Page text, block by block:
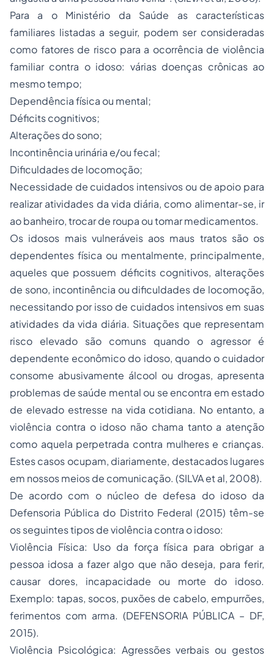
Para a o Ministério da Saúde as características
familiares listadas a seguir, podem ser consideradas
como fatores de risco para a ocorrência de violência
familiar contra o idoso: várias doenças crônicas ao
mesmo tempo;
Dependência física ou mental;
Déficits cognitivos;
Alterações do sono;
Incontinência urinária e/ou fecal;
Dificuldades de locomoção;
Necessidade de cuidados intensivos ou de apoio para
realizar atividades da vida diária, como alimentar-se, ir
ao banheiro, trocar de roupa ou tomar medicamentos.
Os idosos mais vulneráveis aos maus tratos são os
dependentes física ou mentalmente, principalmente,
aqueles que possuem déficits cognitivos, alterações
de sono, incontinência ou dificuldades de locomoção,
necessitando por isso de cuidados intensivos em suas
atividades da vida diária. Situações que representam
risco elevado são comuns quando o agressor é
dependente econômico do idoso, quando o cuidador
consome abusivamente álcool ou drogas, apresenta
problemas de saúde mental ou se encontra em estado
de elevado estresse na vida cotidiana. No entanto, a
violência contra o idoso não chama tanto a atenção
como aquela perpetrada contra mulheres e crianças.
Estes casos ocupam, diariamente, destacados lugares
em nossos meios de comunicação. (SILVA et al, 2008).
De acordo com o núcleo de defesa do idoso da
Defensoria Pública do Distrito Federal (2015) têm-se
os seguintes tipos de violência contra o idoso:
Violência Física: Uso da força física para obrigar a
pessoa idosa a fazer algo que não deseja, para ferir,
causar dores, incapacidade ou morte do idoso.
Exemplo: tapas, socos, puxões de cabelo, empurrões,
ferimentos com arma. (DEFENSORIA PÚBLICA – DF,
2015).
Violência Psicológica: Agressões verbais ou gestos